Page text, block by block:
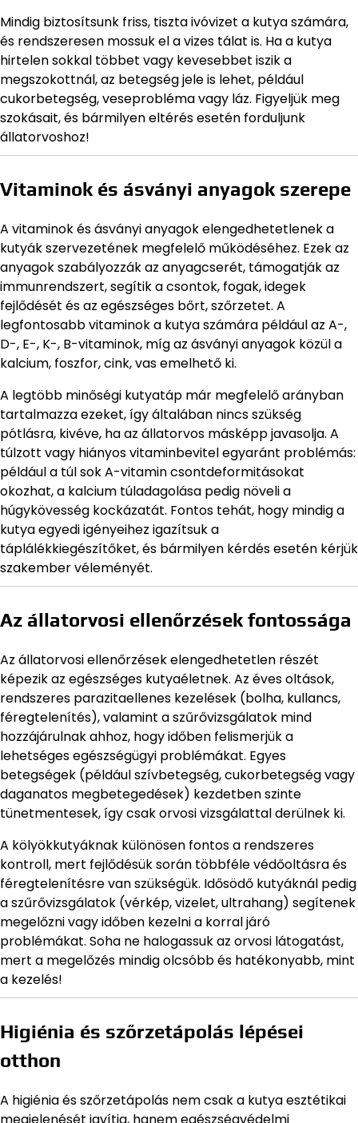
Mindig biztosítsunk friss, tiszta ivóvizet a kutya számára,
és rendszeresen mossuk el a vizes tálat is. Ha a kutya
hirtelen sokkal többet vagy kevesebbet iszik a
megszokottnál, az betegség jele is lehet, például
cukorbetegség, veseprobléma vagy láz. Figyeljük meg
szokásait, és bármilyen eltérés esetén forduljunk
állatorvoshoz!
Vitaminok és ásványi anyagok szerepe
A vitaminok és ásványi anyagok elengedhetetlenek a
kutyák szervezetének megfelelő működéséhez. Ezek az
anyagok szabályozzák az anyagcserét, támogatják az
immunrendszert, segítik a csontok, fogak, idegek
fejlődését és az egészséges bőrt, szőrzetet. A
legfontosabb vitaminok a kutya számára például az A-,
D-, E-, K-, B-vitaminok, míg az ásványi anyagok közül a
kalcium, foszfor, cink, vas emelhető ki.
A legtöbb minőségi kutyatáp már megfelelő arányban
tartalmazza ezeket, így általában nincs szükség
pótlásra, kivéve, ha az állatorvos másképp javasolja. A
túlzott vagy hiányos vitaminbevitel egyaránt problémás:
például a túl sok A-vitamin csontdeformitásokat
okozhat, a kalcium túladagolása pedig növeli a
húgykövesség kockázatát. Fontos tehát, hogy mindig a
kutya egyedi igényeihez igazítsuk a
táplálékkiegészítőket, és bármilyen kérdés esetén kérjük
szakember véleményét.
Az állatorvosi ellenőrzések fontossága
Az állatorvosi ellenőrzések elengedhetetlen részét
képezik az egészséges kutyaéletnek. Az éves oltások,
rendszeres parazitaellenes kezelések (bolha, kullancs,
féregtelenítés), valamint a szűrővizsgálatok mind
hozzájárulnak ahhoz, hogy időben felismerjük a
lehetséges egészségügyi problémákat. Egyes
betegségek (például szívbetegség, cukorbetegség vagy
daganatos megbetegedések) kezdetben szinte
tünetmentesek, így csak orvosi vizsgálattal derülnek ki.
A kölyökkutyáknak különösen fontos a rendszeres
kontroll, mert fejlődésük során többféle védőoltásra és
féregtelenítésre van szükségük. Idősödő kutyáknál pedig
a szűrővizsgálatok (vérkép, vizelet, ultrahang) segítenek
megelőzni vagy időben kezelni a korral járó
problémákat. Soha ne halogassuk az orvosi látogatást,
mert a megelőzés mindig olcsóbb és hatékonyabb, mint
a kezelés!
Higiénia és szőrzetápolás lépései
otthon
A higiénia és szőrzetápolás nem csak a kutya esztétikai
megjelenését javítja, hanem egészségvédelmi